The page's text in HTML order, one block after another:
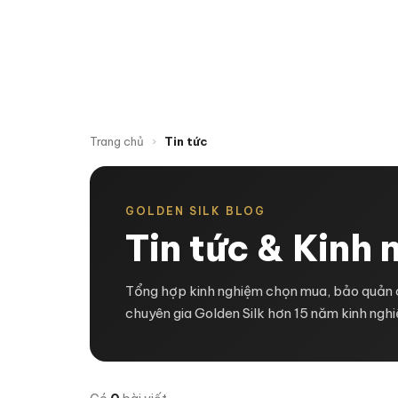
Trang chủ › Tin tức
GOLDEN SILK BLOG
Tin tức & Kinh
Tổng hợp kinh nghiệm chọn mua, bảo
chuyên gia Golden Silk hơn 15 năm kinh